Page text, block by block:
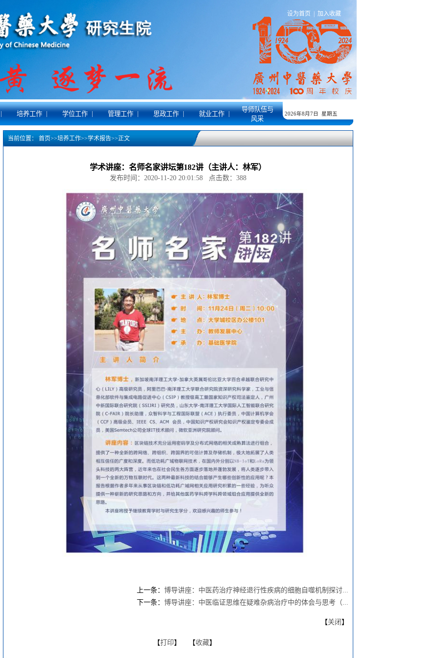
设为首页 加入收藏
| 培养工作 | 学位工作 | 管理工作 | 思政工作 | 就业工作 |
导师队伍与
风采
2026年8月7日 星期五
当前位置： 首页>>培养工作>>学术报告>>正文
学术讲座：名师名家讲坛第182讲（主讲人：林军）
发布时间：2020-11-20 20:01:58 点击数： 388
上一条： 博导讲座：中医药治疗神经退行性疾病的细胞自噬机制探讨...
下一条： 博导讲座：中医临证思维在疑难杂病治疗中的体会与思考（...
【关闭 】
【打印】 【收藏】